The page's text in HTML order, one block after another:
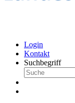
Login
Kontakt
Suchbegriff